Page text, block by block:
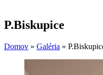
P.Biskupice
Nachádzate sa tu
Domov » Galéria »